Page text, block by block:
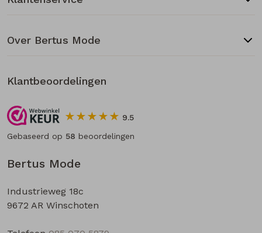
Bertus Mode
Industrieweg 18c
9672 AR Winschoten
Over Bertus Mode
Klantbeoordelingen
9.5
Gebaseerd op 58 beoordelingen